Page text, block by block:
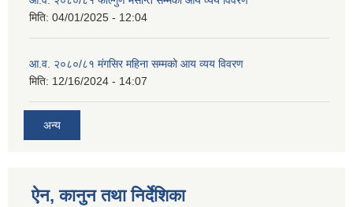
मिति: 04/01/2025 - 12:04
आ.व. २०८०/८१ मंगसिर महिना सम्मको आय व्यय विवरण
मिति: 12/16/2024 - 14:07
अन्य
ऐन, कानुन तथा निर्देशिका